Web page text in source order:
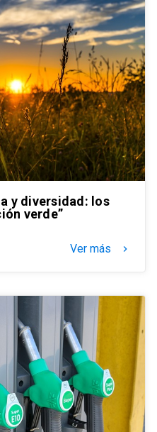
y diversidad: los
verde”
Ver más keyboard_arrow_right